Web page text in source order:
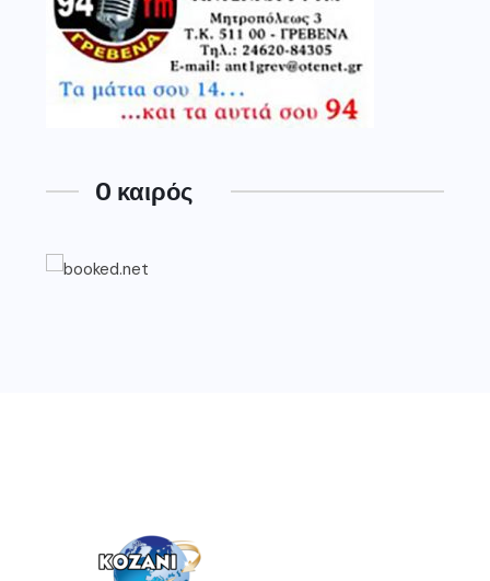
O καιρός